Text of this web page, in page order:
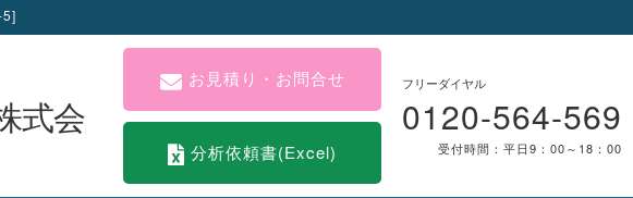
5]
式会
お見積り・お問合せ
分析依頼書(Excel)
フリーダイヤル
0120-564-569
受付時間：平日9：00～18：00